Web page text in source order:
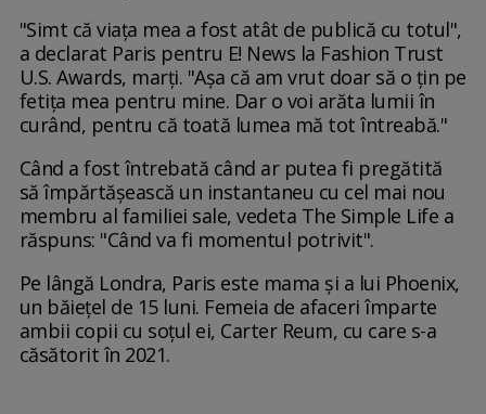
"Simt că viața mea a fost atât de publică cu totul",
a declarat Paris pentru E! News la Fashion Trust
U.S. Awards, marți. "Așa că am vrut doar să o țin pe
fetița mea pentru mine. Dar o voi arăta lumii în
curând, pentru că toată lumea mă tot întreabă."
Când a fost întrebată când ar putea fi pregătită
să împărtășească un instantaneu cu cel mai nou
membru al familiei sale, vedeta The Simple Life a
răspuns: "Când va fi momentul potrivit".
Pe lângă Londra, Paris este mama și a lui Phoenix,
un băiețel de 15 luni. Femeia de afaceri împarte
ambii copii cu soțul ei, Carter Reum, cu care s-a
căsătorit în 2021.